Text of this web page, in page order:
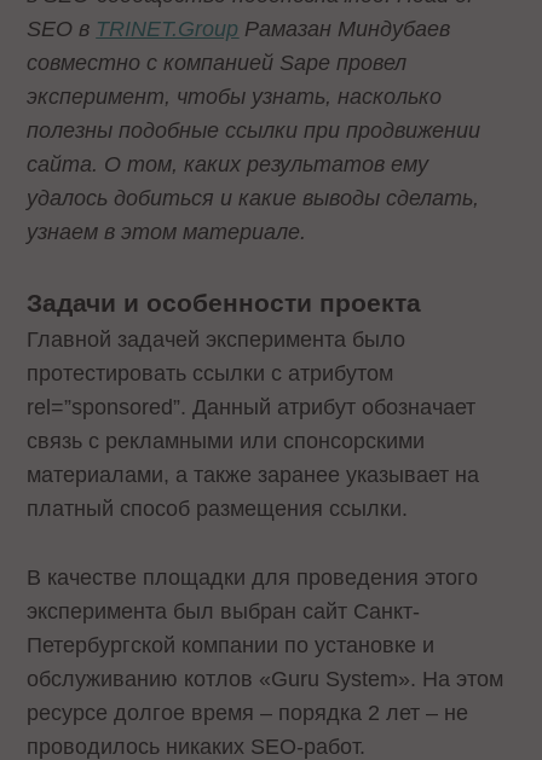
SEO в TRINET.Group Рамазан Миндубаев
совместно с компанией Sape провел
эксперимент, чтобы узнать, насколько
полезны подобные ссылки при продвижении
сайта. О том, каких результатов ему
удалось добиться и какие выводы сделать,
узнаем в этом материале.
Задачи и особенности проекта
Главной задачей эксперимента было
протестировать ссылки с атрибутом
rel=”sponsored”. Данный атрибут обозначает
связь с рекламными или спонсорскими
материалами, а также заранее указывает на
платный способ размещения ссылки.
В качестве площадки для проведения этого
эксперимента был выбран сайт Санкт-
Петербургской компании по установке и
обслуживанию котлов «Guru System». На этом
ресурсе долгое время – порядка 2 лет – не
проводилось никаких SEO-работ.